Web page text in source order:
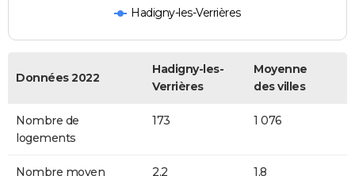
Hadigny-les-Verrières
Données 2022
Hadigny-les-
Verrières
Moyenne
des villes
Nombre de
logements
173 1 076
Nombre moyen
2,2 1,8